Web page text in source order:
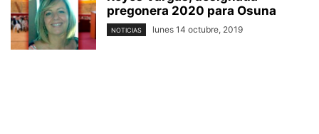
pregonera 2020 para Osuna
NOTICIAS lunes 14 octubre, 2019